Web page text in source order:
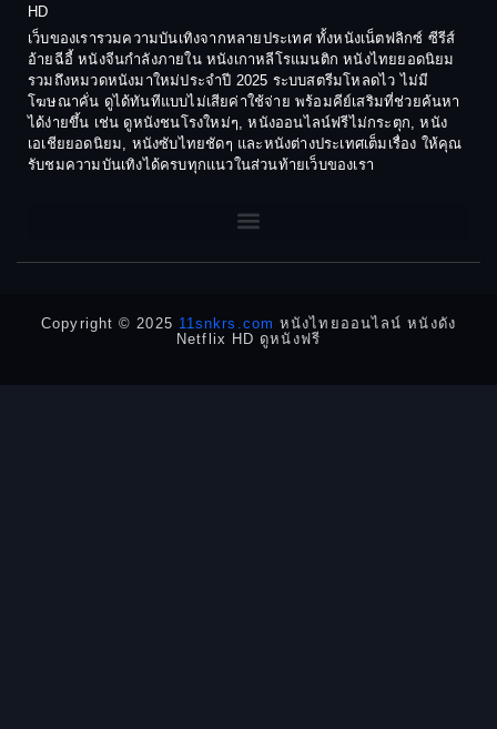
Culture
Dance เต้น
Dark Comedy ตลกร้าย
DC
Detective สืบสวน
1974
1973
1972
1971
1970
1969
1968
1964
HD
เว็บของเรารวมความบันเทิงจากหลายประเทศ ทั้งหนังเน็ตฟลิกซ์ ซีรีส์
อ้ายฉีอี้ หนังจีนกำลังภายใน หนังเกาหลีโรแมนติก หนังไทยยอดนิยม
รวมถึงหมวดหนังมาใหม่ประจำปี 2025 ระบบสตรีมโหลดไว ไม่มี
โฆษณาคั่น ดูได้ทันทีแบบไม่เสียค่าใช้จ่าย พร้อมคีย์เสริมที่ช่วยค้นหา
ได้ง่ายขึ้น เช่น ดูหนังชนโรงใหม่ๆ, หนังออนไลน์ฟรีไม่กระตุก, หนัง
เอเชียยอดนิยม, หนังซับไทยชัดๆ และหนังต่างประเทศเต็มเรื่อง ให้คุณ
รับชมความบันเทิงได้ครบทุกแนวในส่วนท้ายเว็บของเรา
Copyright © 2025 11snkrs.com หนังไทยออนไลน์ หนังดัง
Netflix HD ดูหนังฟรี